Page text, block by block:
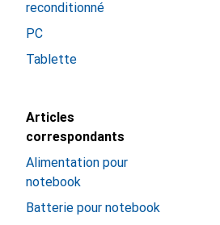
reconditionné
PC
Tablette
Articles
correspondants
Alimentation pour
notebook
Batterie pour notebook